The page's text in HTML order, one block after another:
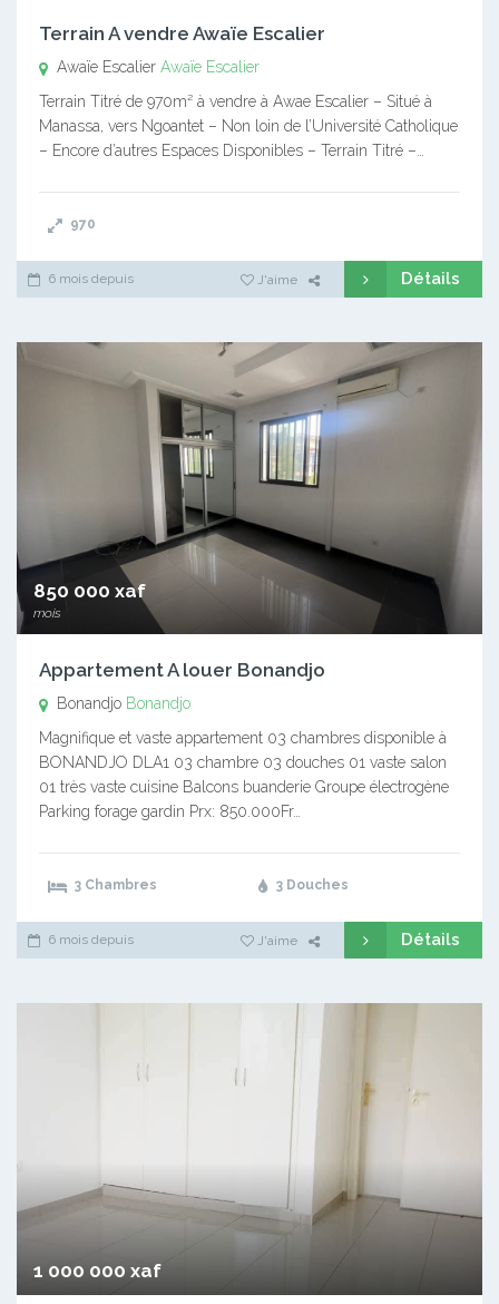
Terrain A vendre Awaïe Escalier
Awaïe Escalier Awaïe Escalier
Terrain Titré de 970m² à vendre à Awae Escalier – Situé à
Manassa, vers Ngoantet – Non loin de l’Université Catholique
– Encore d’autres Espaces Disponibles – Terrain Titré –…
970
6 mois depuis J'aime Détails
850 000 xaf
mois
Appartement A louer Bonandjo
Bonandjo Bonandjo
Magnifique et vaste appartement 03 chambres disponible à
BONANDJO DLA1 03 chambre 03 douches 01 vaste salon
01 très vaste cuisine Balcons buanderie Groupe électrogène
Parking forage gardin Prx: 850.000Fr…
3 Chambres 3 Douches
6 mois depuis J'aime Détails
1 000 000 xaf